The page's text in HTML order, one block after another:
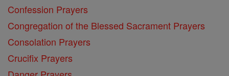
Confession Prayers
Congregation of the Blessed Sacrament Prayers
Consolation Prayers
Crucifix Prayers